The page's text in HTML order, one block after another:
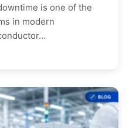
is one of the
in modern